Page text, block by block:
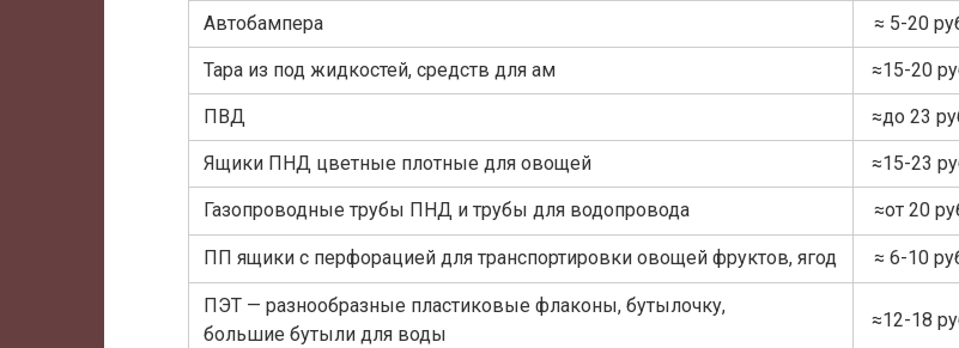
Автобампера ≈ 5-20
Тара из под жидкостей, средств для ам ≈15-20
ПВД ≈до 23
Ящики ПНД цветные плотные для овощей ≈15-23
Газопроводные трубы ПНД и трубы для водопровода ≈от 20
ПП ящики с перфорацией для транспортировки овощей фруктов, ягод ≈ 6-10
ПЭТ — разнообразные пластиковые флаконы, бутылочку,
большие бутыли для воды
≈12-18